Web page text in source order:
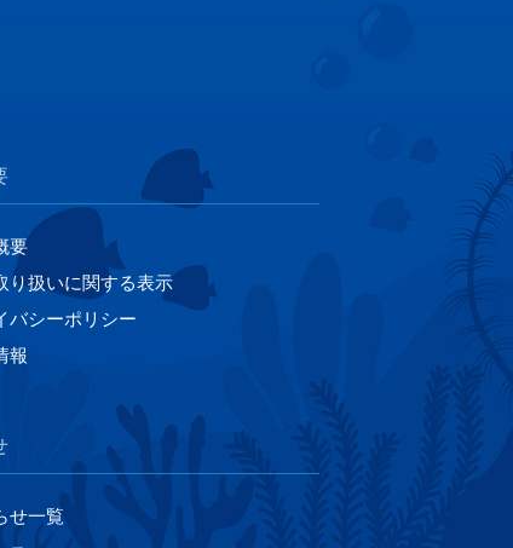
要
り扱いに関する表示
バシーポリシー
報
せ一覧